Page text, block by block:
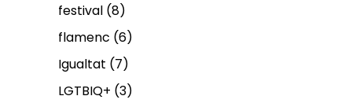
festival (8)
flamenc (6)
Igualtat (7)
LGTBIQ+ (3)